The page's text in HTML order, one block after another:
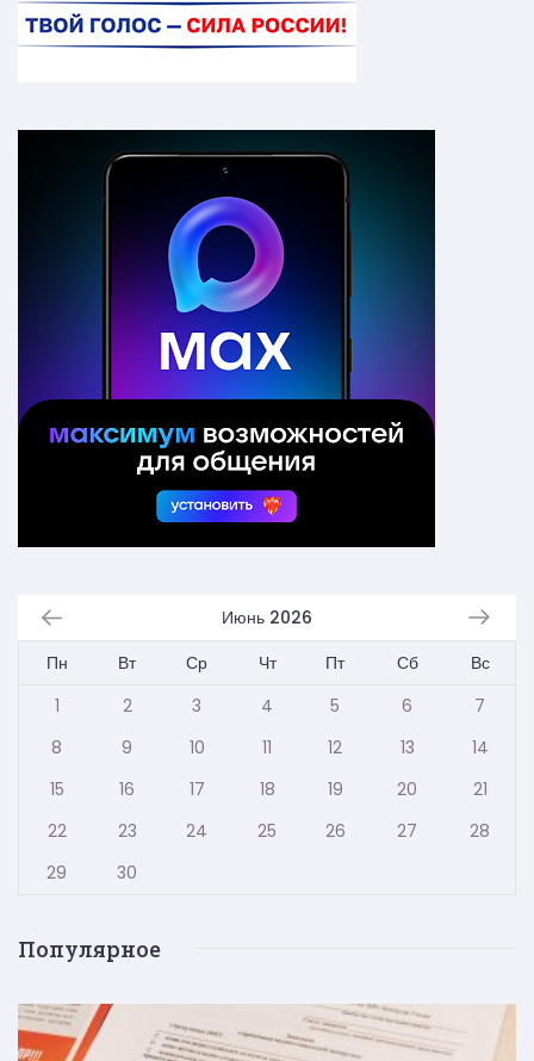
Июнь 2026
Пн
Вт Ср Чт Пт Сб
Вс
1
2 3 4 5 6
7
8
9 10 11 12 13
14
15
16 17 18 19 20
21
22
23 24 25 26 27
28
29
30
Популярное